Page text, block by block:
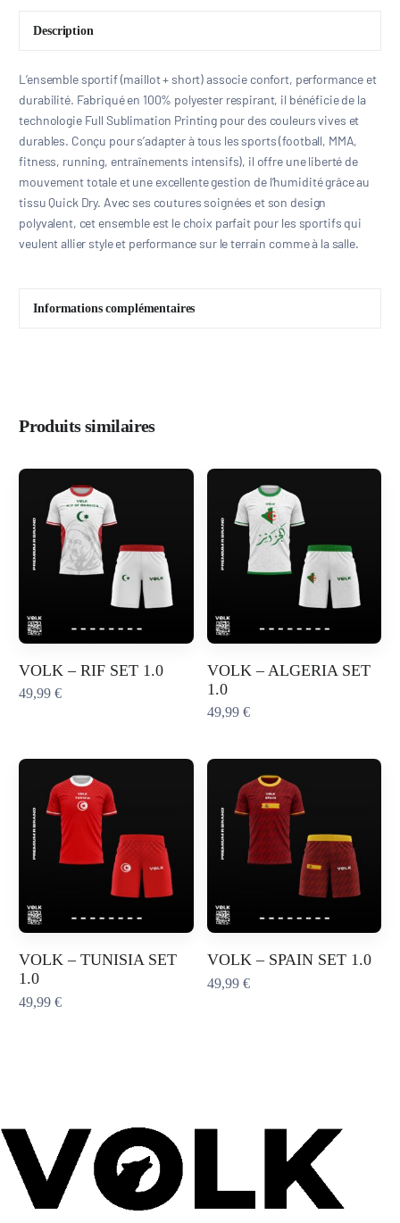
Description
L’ensemble sportif (maillot + short) associe confort, performance et
durabilité. Fabriqué en 100% polyester respirant, il bénéficie de la
technologie Full Sublimation Printing pour des couleurs vives et
durables. Conçu pour s’adapter à tous les sports (football, MMA,
fitness, running, entraînements intensifs), il offre une liberté de
mouvement totale et une excellente gestion de l’humidité grâce au
tissu Quick Dry. Avec ses coutures soignées et son design
polyvalent, cet ensemble est le choix parfait pour les sportifs qui
veulent allier style et performance sur le terrain comme à la salle.
Informations complémentaires
Produits similaires
VOLK – RIF SET 1.0
49,99€
VOLK – ALGERIA SET
1.0
49,99 €
VOLK – TUNISIA SET
1.0
49,99€
VOLK – SPAIN SET 1.0
49,99 €